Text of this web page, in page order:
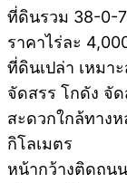
ที่ดินรวม 38-0-
ราคาไร่ละ
ที่ดินเปล่า เหมา
จัดสรร โกดัง จั
สะดวกใกล้ทางห
กิโลเมตร
หน้ากว้างติดถน